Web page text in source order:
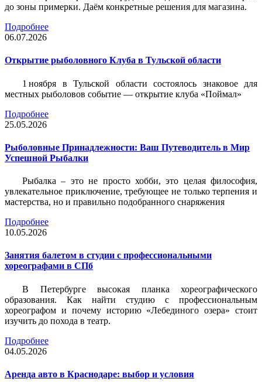
до зоны примерки. Даём конкретные решения для магазина.
Подробнее
06.07.2026
Открытие рыболовного Клуба в Тульской области
1 ноября в Тульской области состоялось знаковое для
местных рыболовов событие — открытие клуба «Поймал»
Подробнее
25.05.2026
Рыболовные Принадлежности: Ваш Путеводитель в Мир
Успешной Рыбалки
Рыбалка – это не просто хобби, это целая философия,
увлекательное приключение, требующее не только терпения и
мастерства, но и правильно подобранного снаряжения
Подробнее
10.05.2026
Занятия балетом в студии с профессиональными
хореографами в СПб
В Петербурге высокая планка хореографического
образования. Как найти студию с профессиональным
хореографом и почему историю «Лебединого озера» стоит
изучить до похода в театр.
Подробнее
04.05.2026
Аренда авто в Краснодаре: выбор и условия